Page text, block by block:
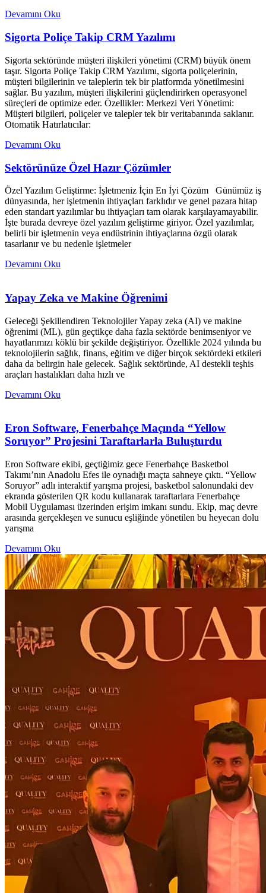
Devamını Oku
Sigorta Poliçe Takip CRM Yazılımı
Sigorta sektöründe müşteri ilişkileri yönetimi (CRM) büyük önem
taşır. Sigorta Poliçe Takip CRM Yazılımı, sigorta poliçelerinin,
müşteri bilgilerinin ve taleplerin tek bir platformda yönetilmesini
sağlar. Bu yazılım, müşteri ilişkilerini güçlendirirken operasyonel
süreçleri de optimize eder. Özellikler: Merkezi Veri Yönetimi:
Müşteri bilgileri, poliçeler ve talepler tek bir veritabanında saklanır.
Otomatik Hatırlatıcılar:
Devamını Oku
Sektörünüze Özel Hazır Çözümler
Özel Yazılım Geliştirme: İşletmeniz İçin En İyi Çözüm Günümüz iş
dünyasında, her işletmenin ihtiyaçları farklıdır ve genel pazara hitap
eden standart yazılımlar bu ihtiyaçları tam olarak karşılayamayabilir.
İşte burada devreye özel yazılım geliştirme giriyor. Özel yazılımlar,
belirli bir işletmenin veya endüstrinin ihtiyaçlarına özgü olarak
tasarlanır ve bu nedenle işletmeler
Devamını Oku
Yapay Zeka ve Makine Öğrenimi
Geleceği Şekillendiren Teknolojiler Yapay zeka (AI) ve makine
öğrenimi (ML), gün geçtikçe daha fazla sektörde benimseniyor ve
hayatlarımızı köklü bir şekilde değiştiriyor. Özellikle 2024 yılında bu
teknolojilerin sağlık, finans, eğitim ve diğer birçok sektördeki etkileri
daha da belirgin hale gelecek. Sağlık sektöründe, AI destekli teşhis
araçları hastalıkları daha hızlı ve
Devamını Oku
Eron Software, Fenerbahçe Maçında “Yellow
Soruyor” Projesini Taraftarlarla Buluşturdu
Eron Software ekibi, geçtiğimiz gece Fenerbahçe Basketbol
Takımı’nın Anadolu Efes ile oynadığı maçta sahneye çıktı. “Yellow
Soruyor” adlı interaktif yarışma projesi, basketbol salonundaki dev
ekranda gösterilen QR kodu kullanarak taraftarlara Fenerbahçe
Mobil Uygulaması üzerinden erişim imkanı sundu. Ekip, maç devre
arasında gerçekleşen ve sunucu eşliğinde yönetilen bu heyecan dolu
yarışma
Devamını Oku